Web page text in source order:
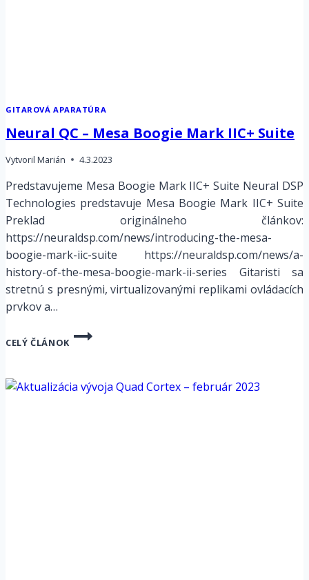
GITAROVÁ APARATÚRA
Neural QC – Mesa Boogie Mark IIC+ Suite
Vytvoril Marián 4.3.2023
Predstavujeme Mesa Boogie Mark IIC+ Suite Neural DSP
Technologies predstavuje Mesa Boogie Mark IIC+ Suite
Preklad originálneho článkov:
https://neuraldsp.com/news/introducing-the-mesa-
boogie-mark-iic-suite https://neuraldsp.com/news/a-
history-of-the-mesa-boogie-mark-ii-series Gitaristi sa
stretnú s presnými, virtualizovanými replikami ovládacích
prvkov a…
CELÝ ČLÁNOK
NEURAL
BOOGIE